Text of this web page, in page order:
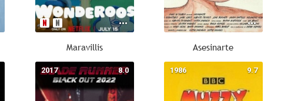
Maravillis Asesinarte
8.0
2017 9.7
1986